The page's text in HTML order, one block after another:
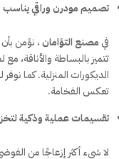
تصميم مودرن وراقي يناسب
في مصنع التؤامان، نؤمن
تتميز بالبساطة والأناقة،
الديكورات المنزلية. كما
تعكس الفخامة.
تقسيمات عملية وذكية
لا شيء أكثر إزعاجًا من